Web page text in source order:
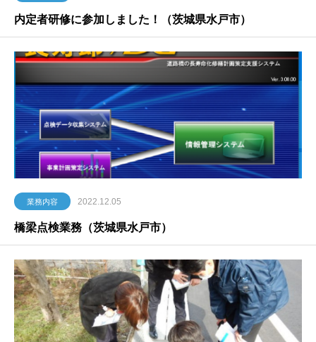
内定者研修に参加しました！（茨城県水戸市）
業務内容 2022.12.05
橋梁点検業務（茨城県水戸市）